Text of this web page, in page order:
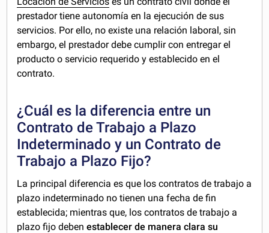
prestador tiene autonomía en la ejecución de sus
servicios. Por ello, no existe una relación laboral, sin
embargo, el prestador debe cumplir con entregar el
producto o servicio requerido y establecido en el
contrato.
¿Cuál es la diferencia entre un
Contrato de Trabajo a Plazo
Indeterminado y un Contrato de
Trabajo a Plazo Fijo?
La principal diferencia es que los contratos de trabajo a
plazo indeterminado no tienen una fecha de fin
establecida; mientras que, los contratos de trabajo a
plazo fijo debenestablecer de manera clara su